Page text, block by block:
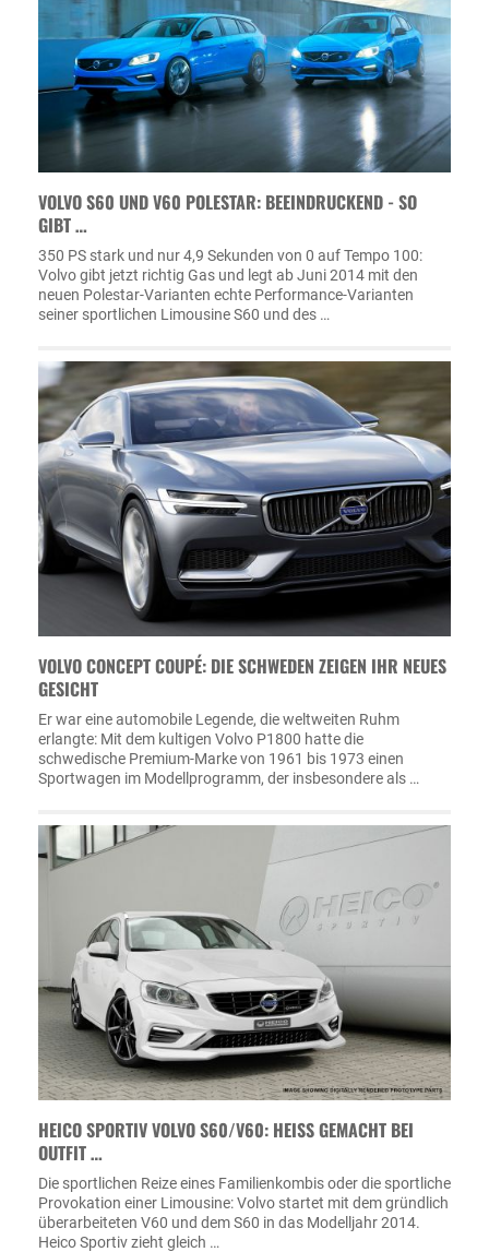
VOLVO S60 UND V60 POLESTAR: BEEINDRUCKEND - SO
GIBT …
350 PS stark und nur 4,9 Sekunden von 0 auf Tempo 100:
Volvo gibt jetzt richtig Gas und legt ab Juni 2014 mit den
neuen Polestar-Varianten echte Performance-Varianten
seiner sportlichen Limousine S60 und des …
VOLVO CONCEPT COUPÉ: DIE SCHWEDEN ZEIGEN IHR NEUES
GESICHT
Er war eine automobile Legende, die weltweiten Ruhm
erlangte: Mit dem kultigen Volvo P1800 hatte die
schwedische Premium-Marke von 1961 bis 1973 einen
Sportwagen im Modellprogramm, der insbesondere als …
HEICO SPORTIV VOLVO S60/V60: HEISS GEMACHT BEI O
UTFIT …
Die sportlichen Reize eines Familienkombis oder die sportliche
Provokation einer Limousine: Volvo startet mit dem gründlich
überarbeiteten V60 und dem S60 in das Modelljahr 2014.
Heico Sportiv zieht gleich …